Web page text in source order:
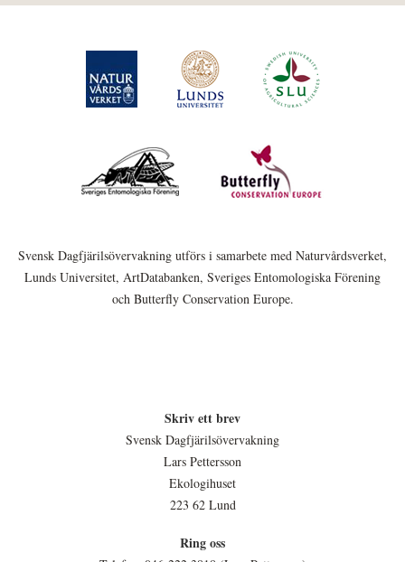
Svensk Dagfjärilsövervakning utförs i samarbete med Naturvårdsverket,
Lunds Universitet, ArtDatabanken, Sveriges Entomologiska Förening
och Butterfly Conservation Europe.
Skriv ett brev
Svensk Dagfjärilsövervakning
Lars Pettersson
Ekologihuset
223 62 Lund
Ring oss